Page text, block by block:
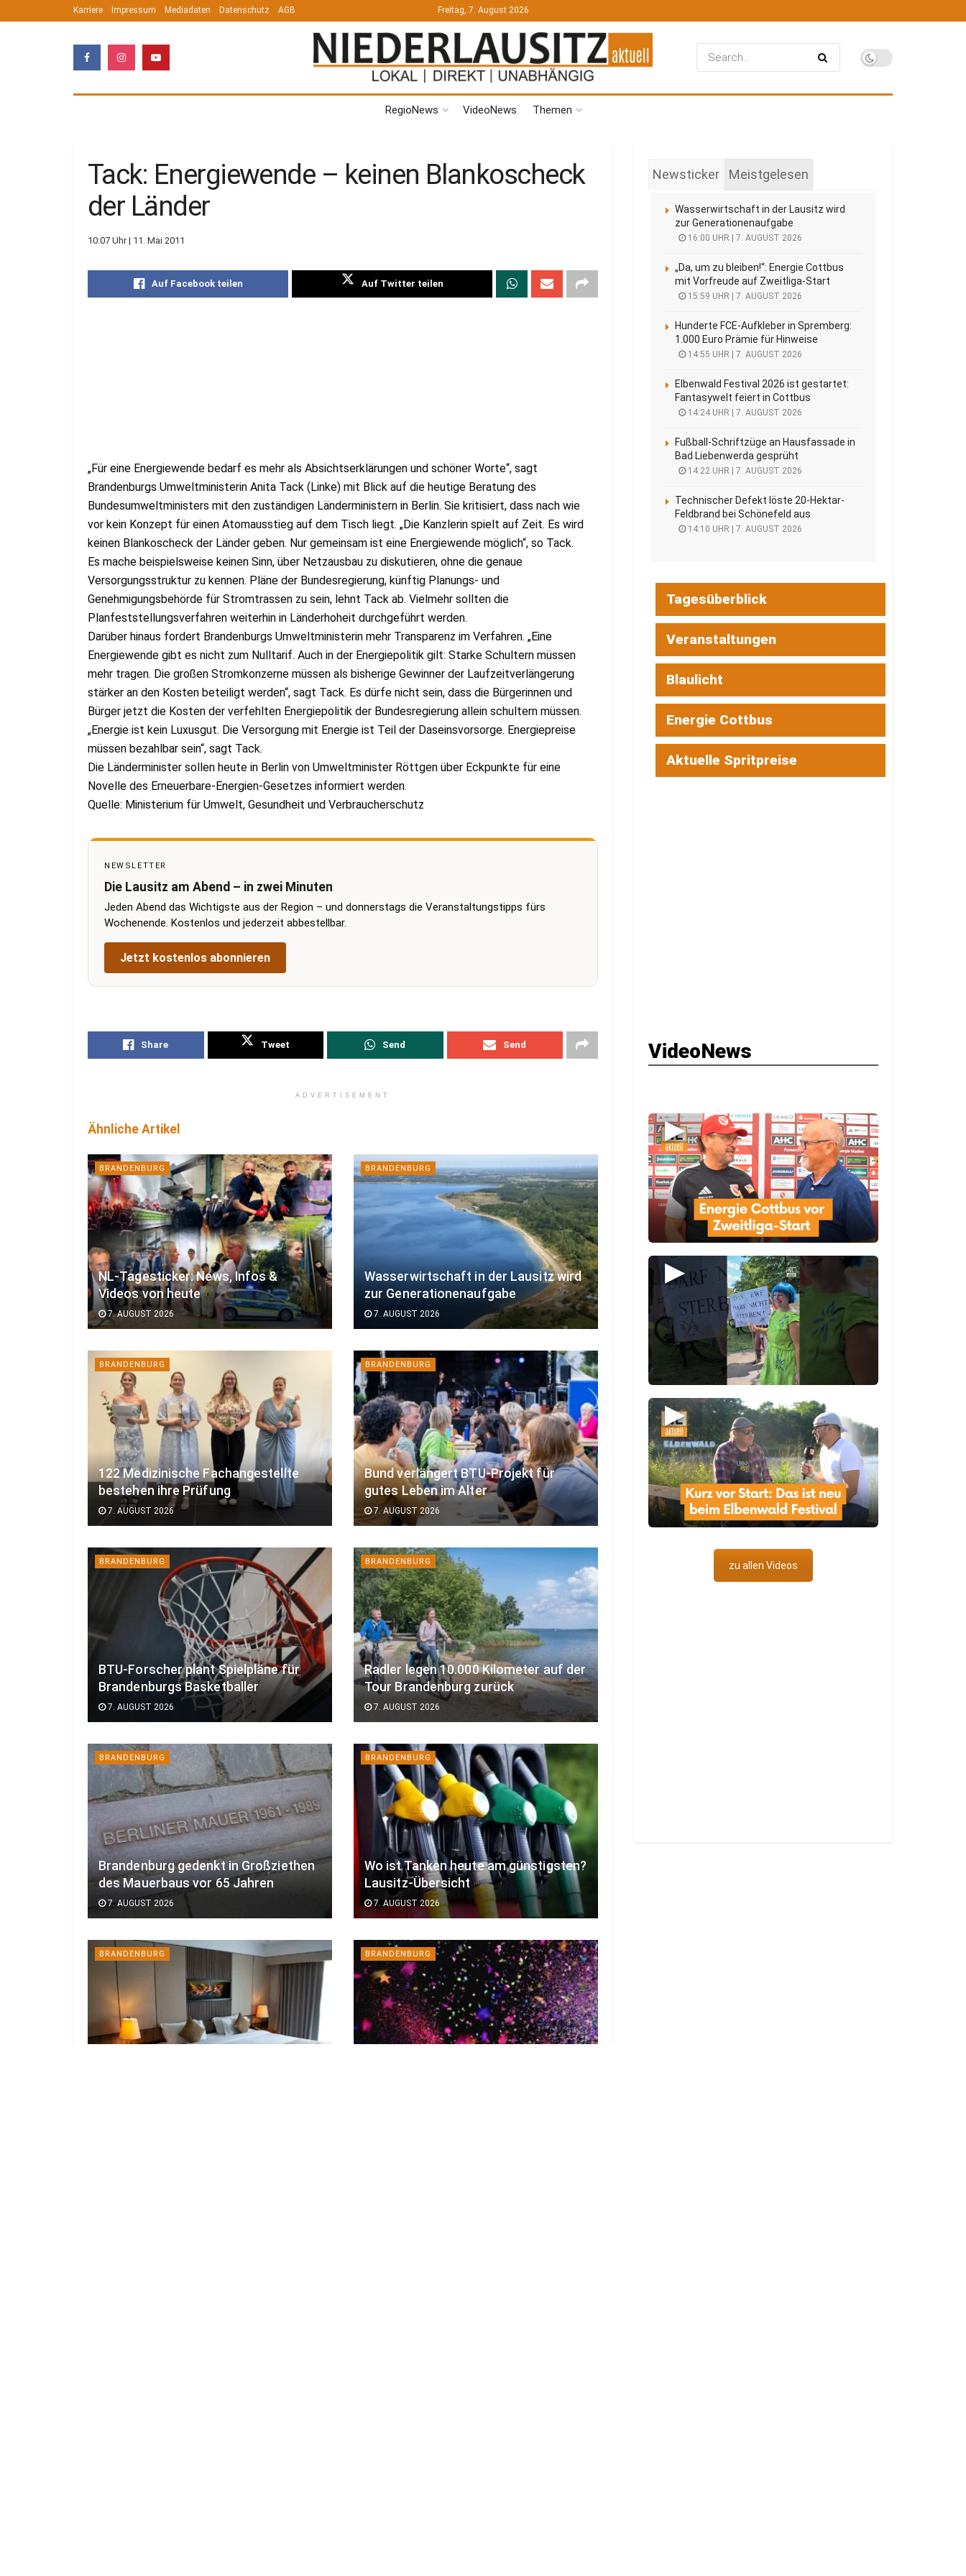
Karriere Impressum Mediadaten Datenschutz AGB Freitag, 7. August 2026
RegioNews VideoNews Themen
Tack: Energiewende – keinen Blankoscheck
der Länder
10:07 Uhr | 11. Mai 2011
Auf Facebook teilen Auf Twitter teilen
„Für eine Energiewende bedarf es mehr als Absichtserklärungen und schöner Worte“, sagt
Brandenburgs Umweltministerin Anita Tack (Linke) mit Blick auf die heutige Beratung des
Bundesumweltministers mit den zuständigen Länderministern in Berlin. Sie kritisiert, dass nach wie
vor kein Konzept für einen Atomausstieg auf dem Tisch liegt. „Die Kanzlerin spielt auf Zeit. Es wird
keinen Blankoscheck der Länder geben. Nur gemeinsam ist eine Energiewende möglich“, so Tack.
Es mache beispielsweise keinen Sinn, über Netzausbau zu diskutieren, ohne die genaue
Versorgungsstruktur zu kennen. Pläne der Bundesregierung, künftig Planungs- und
Genehmigungsbehörde für Stromtrassen zu sein, lehnt Tack ab. Vielmehr sollten die
Planfeststellungsverfahren weiterhin in Länderhoheit durchgeführt werden.
Darüber hinaus fordert Brandenburgs Umweltministerin mehr Transparenz im Verfahren. „Eine
Energiewende gibt es nicht zum Nulltarif. Auch in der Energiepolitik gilt: Starke Schultern müssen
mehr tragen. Die großen Stromkonzerne müssen als bisherige Gewinner der Laufzeitverlängerung
stärker an den Kosten beteiligt werden“, sagt Tack. Es dürfe nicht sein, dass die Bürgerinnen und
Bürger jetzt die Kosten der verfehlten Energiepolitik der Bundesregierung allein schultern müssen.
„Energie ist kein Luxusgut. Die Versorgung mit Energie ist Teil der Daseinsvorsorge. Energiepreise
müssen bezahlbar sein“, sagt Tack.
Die Länderminister sollen heute in Berlin von Umweltminister Röttgen über Eckpunkte für eine
Novelle des Erneuerbare-Energien-Gesetzes informiert werden.
Quelle: Ministerium für Umwelt, Gesundheit und Verbraucherschutz
NEWSLETTER
Die Lausitz am Abend – in zwei Minuten
Jeden Abend das Wichtigste aus der Region – und donnerstags die Veranstaltungstipps fürs
Wochenende. Kostenlos und jederzeit abbestellbar.
Jetzt kostenlos abonnieren
Share Tweet Send Send
ADVERTISEMENT
Ähnliche Artikel
BRANDENBURG
NL-Tagesticker: News, Infos &
Videos von heute
7. AUGUST 2026
BRANDENBURG
Wasserwirtschaft in der Lausitz wird
zur Generationenaufgabe
7. AUGUST 2026
BRANDENBURG
122 Medizinische Fachangestellte
bestehen ihre Prüfung
7. AUGUST 2026
BRANDENBURG
Bund verlängert BTU-Projekt für
gutes Leben im Alter
7. AUGUST 2026
BRANDENBURG
BTU-Forscher plant Spielpläne für
Brandenburgs Basketballer
7. AUGUST 2026
BRANDENBURG
Radler legen 10.000 Kilometer auf der
Tour Brandenburg zurück
7. AUGUST 2026
BRANDENBURG
Brandenburg gedenkt in Großziethen
des Mauerbaus vor 65 Jahren
7. AUGUST 2026
BRANDENBURG
Wo ist Tanken heute am günstigsten?
Lausitz-Übersicht
7. AUGUST 2026
BRANDENBURG BRANDENBURG
Newsticker Meistgelesen
Wasserwirtschaft in der Lausitz wird
zur Generationenaufgabe
16:00 UHR | 7. AUGUST 2026
„Da, um zu bleiben!“: Energie Cottbus
mit Vorfreude auf Zweitliga-Start
15:59 UHR | 7. AUGUST 2026
Hunderte FCE-Aufkleber in Spremberg:
1.000 Euro Prämie für Hinweise
14:55 UHR | 7. AUGUST 2026
Elbenwald Festival 2026 ist gestartet:
Fantasywelt feiert in Cottbus
14:24 UHR | 7. AUGUST 2026
Fußball-Schriftzüge an Hausfassade in
Bad Liebenwerda gesprüht
14:22 UHR | 7. AUGUST 2026
Technischer Defekt löste 20-Hektar-
Feldbrand bei Schönefeld aus
14:10 UHR | 7. AUGUST 2026
Tagesüberblick
Veranstaltungen
Blaulicht
Energie Cottbus
Aktuelle Spritpreise
VideoNews
▶
▶
▶
zu allen Videos